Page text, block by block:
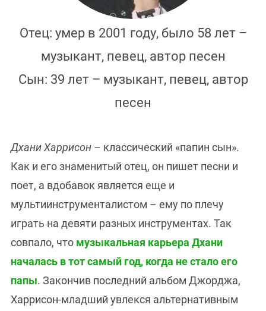
Отец: умер в 2001 году, было 58 лет –
музыкант, певец, автор песен
Сын: 39 лет – музыкант, певец, автор
песен
Дхани Харрисон – классический «папин сын».
Как и его знаменитый отец, он пишет песни и
поет, а вдобавок является еще и
мультиинструменталистом – ему по плечу
играть на девяти разных инструментах. Так
совпало, что музыкальная карьера Дхани
началась в тот самый год, когда не стало его
папы. Закончив последний альбом Джорджа,
Харрисон-младший увлекся альтернативным